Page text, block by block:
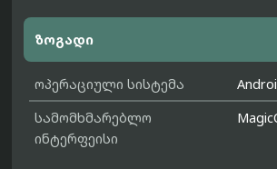
ზოგადი
ოპერაციული სისტემა
სამომხმარებლო
ინტერფეისი